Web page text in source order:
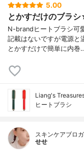
5.00
とかすだけのブラ
N-brandヒートブラシ可
記載はないですが電源と
とかすだけで簡単に内巻
Liang's
ヒートブラシ
スキンケアブロ
せせ